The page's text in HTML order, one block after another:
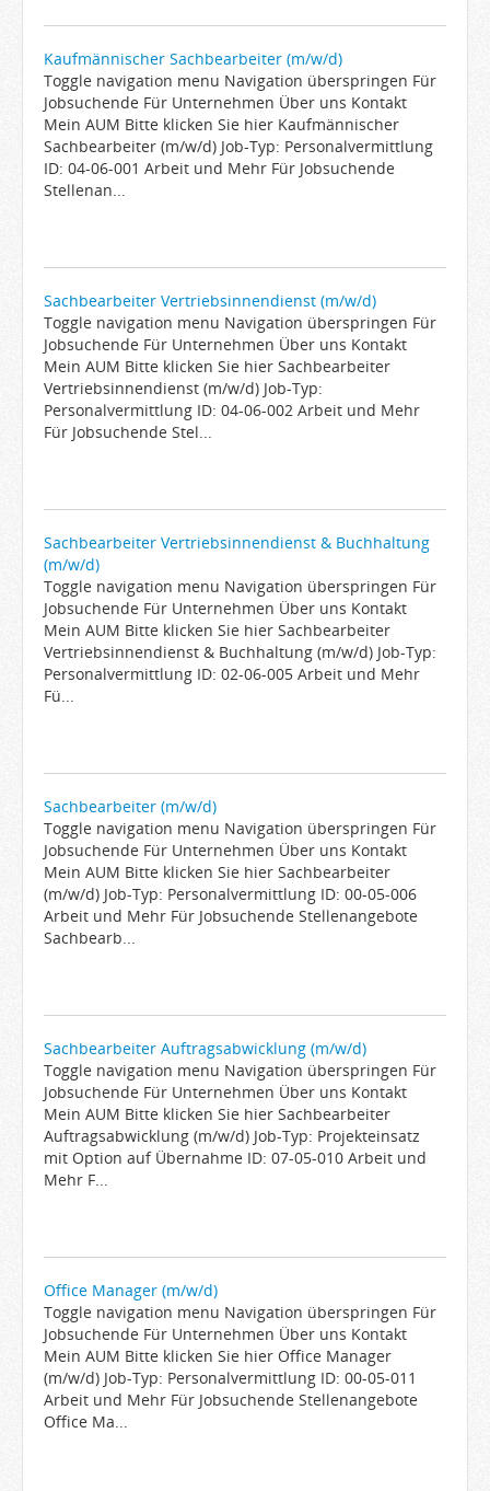
Kaufmännischer Sachbearbeiter (m/w/d)
Toggle navigation menu Navigation überspringen Für
Jobsuchende Für Unternehmen Über uns Kontakt
Mein AUM Bitte klicken Sie hier Kaufmännischer
Sachbearbeiter (m/w/d) Job-Typ: Personalvermittlung
ID: 04-06-001 Arbeit und Mehr Für Jobsuchende
Stellenan...
Sachbearbeiter Vertriebsinnendienst (m/w/d)
Toggle navigation menu Navigation überspringen Für
Jobsuchende Für Unternehmen Über uns Kontakt
Mein AUM Bitte klicken Sie hier Sachbearbeiter
Vertriebsinnendienst (m/w/d) Job-Typ:
Personalvermittlung ID: 04-06-002 Arbeit und Mehr
Für Jobsuchende Stel...
Sachbearbeiter Vertriebsinnendienst & Buchhaltung
(m/w/d)
Toggle navigation menu Navigation überspringen Für
Jobsuchende Für Unternehmen Über uns Kontakt
Mein AUM Bitte klicken Sie hier Sachbearbeiter
Vertriebsinnendienst & Buchhaltung (m/w/d) Job-Typ:
Personalvermittlung ID: 02-06-005 Arbeit und Mehr
Fü...
Sachbearbeiter (m/w/d)
Toggle navigation menu Navigation überspringen Für
Jobsuchende Für Unternehmen Über uns Kontakt
Mein AUM Bitte klicken Sie hier Sachbearbeiter
(m/w/d) Job-Typ: Personalvermittlung ID: 00-05-006
Arbeit und Mehr Für Jobsuchende Stellenangebote
Sachbearb...
Sachbearbeiter Auftragsabwicklung (m/w/d)
Toggle navigation menu Navigation überspringen Für
Jobsuchende Für Unternehmen Über uns Kontakt
Mein AUM Bitte klicken Sie hier Sachbearbeiter
Auftragsabwicklung (m/w/d) Job-Typ: Projekteinsatz
mit Option auf Übernahme ID: 07-05-010 Arbeit und
Mehr F...
Office Manager (m/w/d)
Toggle navigation menu Navigation überspringen Für
Jobsuchende Für Unternehmen Über uns Kontakt
Mein AUM Bitte klicken Sie hier Office Manager
(m/w/d) Job-Typ: Personalvermittlung ID: 00-05-011
Arbeit und Mehr Für Jobsuchende Stellenangebote
Office Ma...